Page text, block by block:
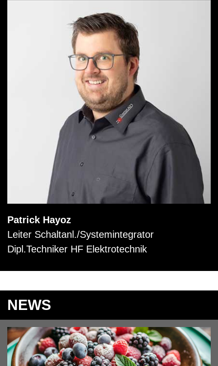
Patrick Hayoz
Leiter Schaltanl./Systemintegrator
Dipl.Techniker HF Elektrotechnik
NEWS